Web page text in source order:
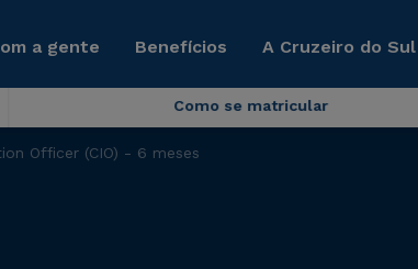
a gente Benefícios A Cruzeiro do
Como se matricular
Officer (CIO) - 6 meses